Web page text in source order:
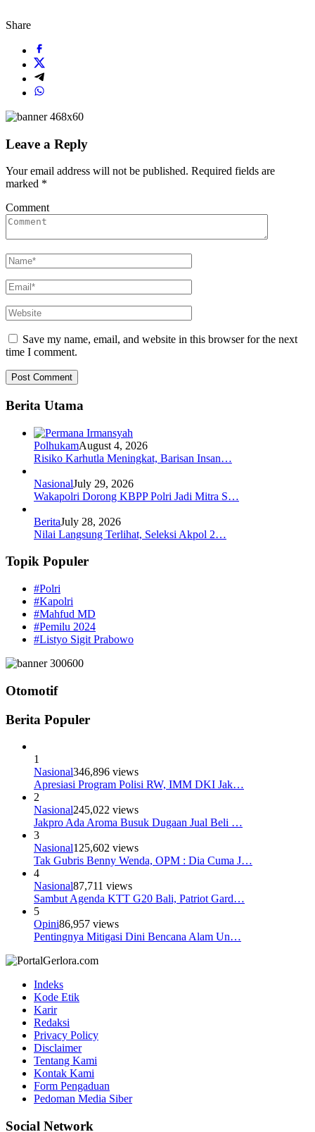
Share
Leave a Reply
Your email address will not be published. Required fields are
marked *
Comment
Save my name, email, and website in this browser for the next
time I comment.
Berita Utama
PolhukamAugust 4, 2026
Risiko Karhutla Meningkat, Barisan Insan…
NasionalJuly 29, 2026
Wakapolri Dorong KBPP Polri Jadi Mitra S…
BeritaJuly 28, 2026
Nilai Langsung Terlihat, Seleksi Akpol 2…
Topik Populer
#Polri
#Kapolri
#Mahfud MD
#Pemilu 2024
#Listyo Sigit Prabowo
Otomotif
Berita Populer
1
Nasional346,896 views
Apresiasi Program Polisi RW, IMM DKI Jak…
2
Nasional245,022 views
Jakpro Ada Aroma Busuk Dugaan Jual Beli …
3
Nasional125,602 views
Tak Gubris Benny Wenda, OPM : Dia Cuma J…
4
Nasional87,711 views
Sambut Agenda KTT G20 Bali, Patriot Gard…
5
Opini86,957 views
Pentingnya Mitigasi Dini Bencana Alam Un…
Indeks
Kode Etik
Karir
Redaksi
Privacy Policy
Disclaimer
Tentang Kami
Kontak Kami
Form Pengaduan
Pedoman Media Siber
Social Network